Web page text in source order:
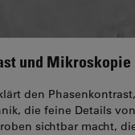
und Mikroskopie
den
die feine Details
sichtbar macht,